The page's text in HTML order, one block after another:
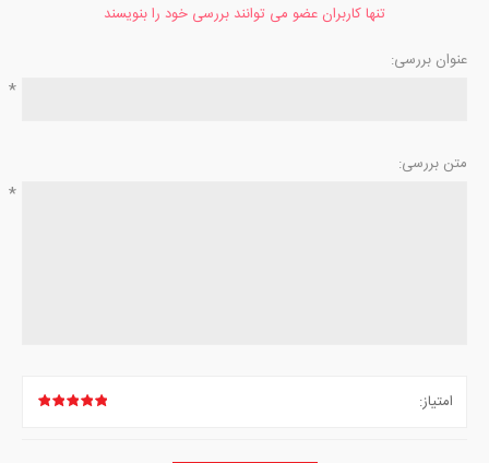
تنها کاربران عضو می توانند بررسی خود را بنویسند
عنوان بررسی:
*
متن بررسی:
*
امتیاز: